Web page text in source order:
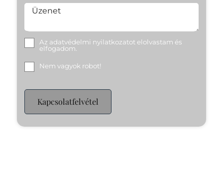
Üzenet
Az adatvédelmi nyilatkozatot elolvastam és
elfogadom.
Nem vagyok robot!
Kapcsolatfelvétel